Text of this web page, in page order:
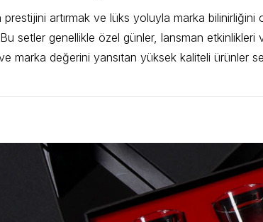
artırmak ve lüks yoluyla marka bilinirliğini
setler genellikle özel günler, lansman
marka değerini yansıtan yüksek kaliteli ürünler